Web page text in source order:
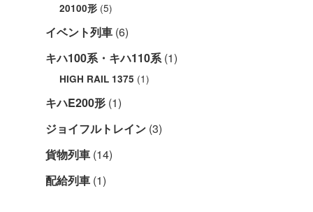
20100形 (5)
イベント列車 (6)
キハ100系・キハ110系(1)
HIGH RAIL 1375 (1)
キハE200形 (1)
ジョイフルトレイン (3)
貨物列車 (14)
配給列車 (1)